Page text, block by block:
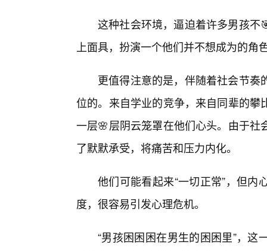
这种社会环境，逼迫着许多男孩不
上面具，扮演一个他们并不想成为的角
更值得注意的是，伴随着社会节
位的。来自学业的竞争，来自同辈的
一层🌸层阴云笼罩在他们心头。由于
了默默承受，将痛苦和压力内化。
他们可能看起来“一切正常”，但
度，很容易引发心理危机。
“男孩困困困在男生的困困里”，